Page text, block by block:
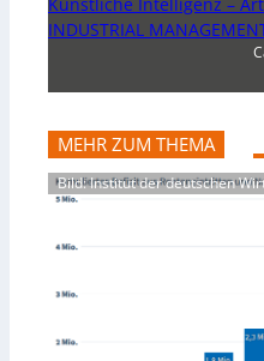
INDUSTRIAL
MEHR ZUM THEMA
Bild: Institut der deutschen